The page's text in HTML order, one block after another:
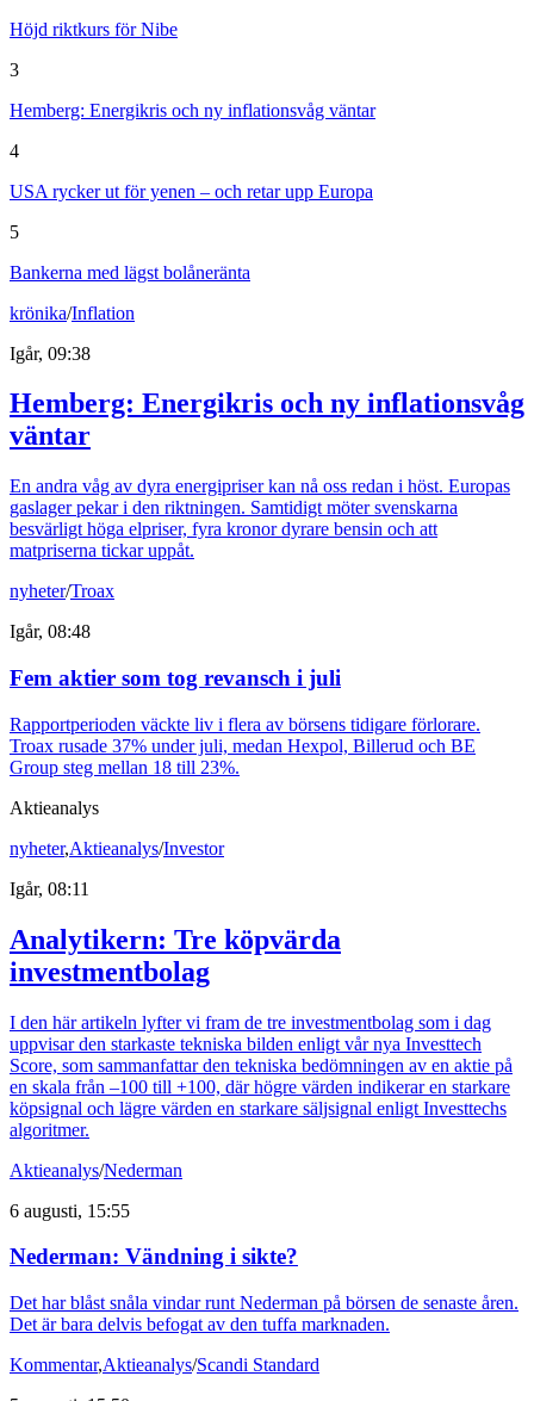
Höjd riktkurs för Nibe
3
Hemberg: Energikris och ny inflationsvåg väntar
4
USA rycker ut för yenen – och retar upp Europa
5
Bankerna med lägst bolåneränta
krönika/Inflation
Igår, 09:38
Hemberg: Energikris och ny inflationsvåg
väntar
En andra våg av dyra energipriser kan nå oss redan i höst. Europas
gaslager pekar i den riktningen. Samtidigt möter svenskarna
besvärligt höga elpriser, fyra kronor dyrare bensin och att
matpriserna tickar uppåt.
nyheter/Troax
Igår, 08:48
Fem aktier som tog revansch i juli
Rapportperioden väckte liv i flera av börsens tidigare förlorare.
Troax rusade 37% under juli, medan Hexpol, Billerud och BE
Group steg mellan 18 till 23%.
Aktieanalys
nyheter,Aktieanalys/Investor
Igår, 08:11
Analytikern: Tre köpvärda
investmentbolag
I den här artikeln lyfter vi fram de tre investmentbolag som i dag
uppvisar den starkaste tekniska bilden enligt vår nya Investtech
Score, som sammanfattar den tekniska bedömningen av en aktie på
en skala från –100 till +100, där högre värden indikerar en starkare
köpsignal och lägre värden en starkare säljsignal enligt Investtechs
algoritmer.
Aktieanalys/Nederman
6 augusti, 15:55
Nederman: Vändning i sikte?
Det har blåst snåla vindar runt Nederman på börsen de senaste åren.
Det är bara delvis befogat av den tuffa marknaden.
Kommentar,Aktieanalys/Scandi Standard